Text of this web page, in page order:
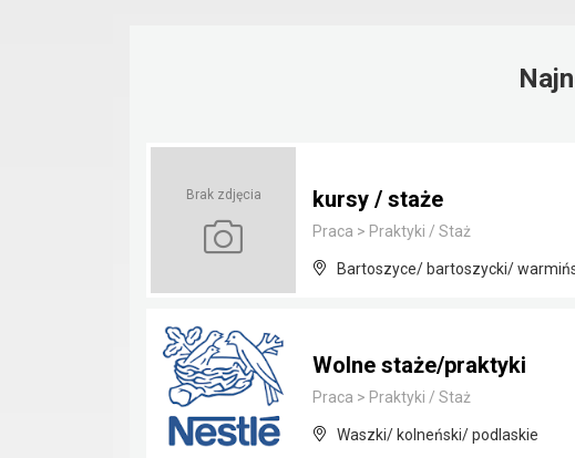
Brak zdjęcia kursy / staże
Praca > Praktyki / Staż
Bartoszyce/ bartoszycki/
Wolne staże/praktyki
Praca > Praktyki / Staż
Waszki/ kolneński/ podlaskie